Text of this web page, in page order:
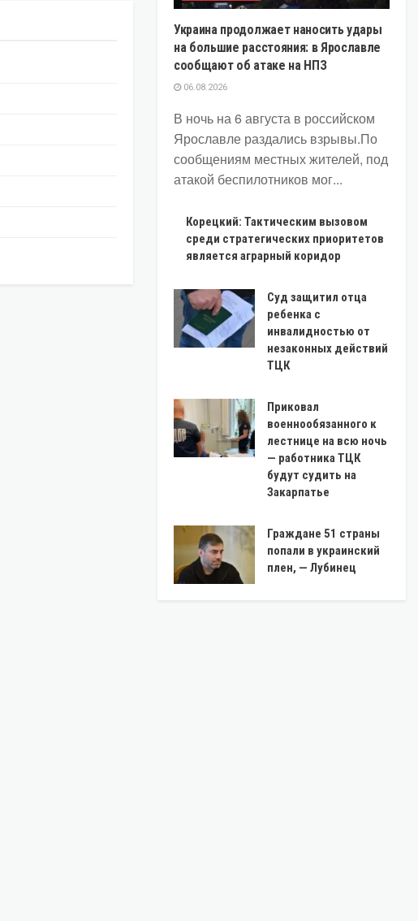
Украина продолжает наносить удары
на большие расстояния: в Ярославле
сообщают об атаке на НПЗ
06.08.2026
В ночь на 6 августа в российском
Ярославле раздались взрывы.По
сообщениям местных жителей, под
атакой беспилотников мог...
Корецкий: Тактическим вызовом
среди стратегических приоритетов
является аграрный коридор
Суд защитил отца
ребенка с
инвалидностью от
незаконных действий
ТЦК
Приковал
военнообязанного к
лестнице на всю ночь
— работника ТЦК
будут судить на
Закарпатье
Граждане 51 страны
попали в украинский
плен, — Лубинец